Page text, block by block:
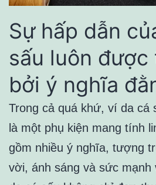
Sự hấp dẫn
sấu luôn được
bởi ý nghĩa
Trong cả quá khứ, ví da cá
là một phụ kiện mang tính
gồm nhiều ý nghĩa, tượng
vời, ánh sáng và sức